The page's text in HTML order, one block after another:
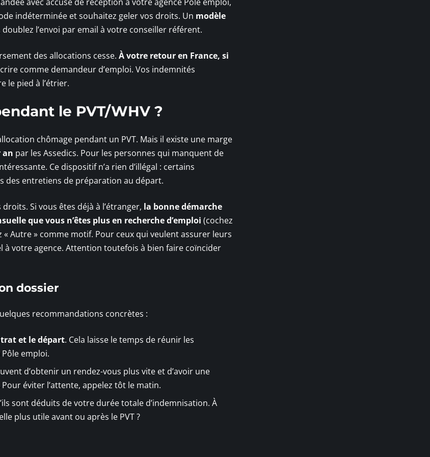
indéterminée et souhaitez geler vos droits. Un modèle
l’envoi par email à votre conseiller référent.
des allocations cesse. À votre retour en France, si
comme demandeur d’emploi. Vos indemnités
le pied à l’étrier.
le PVT/WHV ?
chômage pendant un PVT. Mais il existe une marge
an par les Assedics. Pour les personnes qui manquent de
Ce dispositif n’a rien d’illégal : certains
des entretiens de préparation au départ.
Si vous êtes déjà à l’étranger, la bonne démarche
que vous n’êtes plus en recherche d’emploi (cochez
Autre » comme motif. Pour ceux qui veulent assurer leurs
votre agence. Attention toutefois à bien faire coïncider
dossier
recommandations concrètes :
et le départ. Cela laisse le temps de réunir les
emploi.
d’obtenir un rendez-vous plus vite et d’avoir une
éviter l’attente, appelez tôt le matin.
sont déduits de votre durée totale d’indemnisation. À
plus utile avant ou après le PVT ?